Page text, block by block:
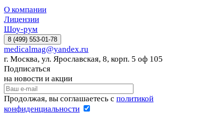
О компании
Лицензии
Шоу-рум
8 (499) 553-01-78
medicalmag@yandex.ru
г. Москва, ул. Ярославская, 8, корп. 5 оф 105
Подписаться
на новости и акции
Продолжая, вы соглашаетесь с политикой
конфиденциальности